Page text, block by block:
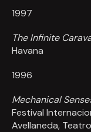
1997
The Infinite
Havana
1996
Mechanical
Festival
Avellaneda,